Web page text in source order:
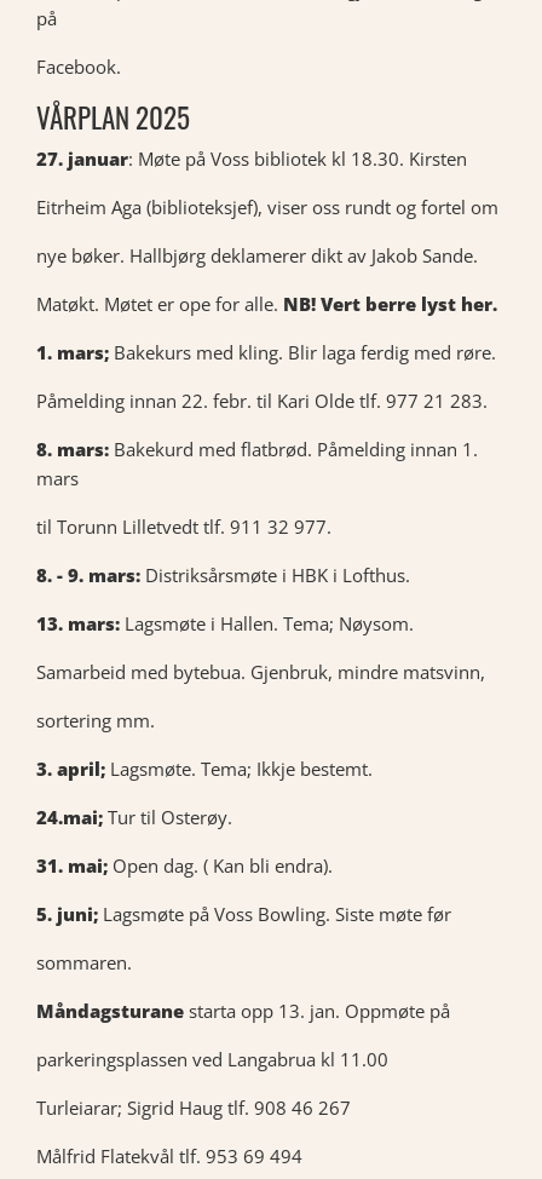
på
Facebook.
VÅRPLAN 2025
27. januar: Møte på Voss bibliotek kl 18.30. Kirsten
Eitrheim Aga (biblioteksjef), viser oss rundt og fortel om
nye bøker. Hallbjørg deklamerer dikt av Jakob Sande.
Matøkt. Møtet er ope for alle. NB! Vert berre lyst her.
1. mars; Bakekurs med kling. Blir laga ferdig med røre.
Påmelding innan 22. febr. til Kari Olde tlf. 977 21 283.
8. mars: Bakekurd med flatbrød. Påmelding innan 1.
mars
til Torunn Lilletvedt tlf. 911 32 977.
8. - 9. mars: Distriksårsmøte i HBK i Lofthus.
13. mars: Lagsmøte i Hallen. Tema; Nøysom.
Samarbeid med bytebua. Gjenbruk, mindre matsvinn,
sortering mm.
3. april; Lagsmøte. Tema; Ikkje bestemt.
24.mai; Tur til Osterøy.
31. mai; Open dag. ( Kan bli endra).
5. juni; Lagsmøte på Voss Bowling. Siste møte før
sommaren.
Måndagsturane starta opp 13. jan. Oppmøte på
parkeringsplassen ved Langabrua kl 11.00
Turleiarar; Sigrid Haug tlf. 908 46 267
Målfrid Flatekvål tlf. 953 69 494